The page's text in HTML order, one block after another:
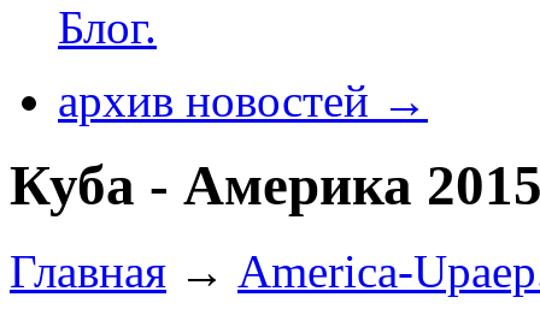
Блог.
архив новостей →
Куба - Америка
Главная → America-